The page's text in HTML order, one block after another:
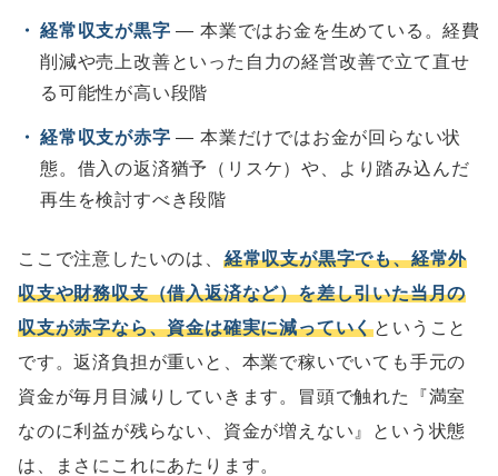
・ 経常収支が黒字 ― 本業ではお金を生めている。経費
削減や売上改善といった自力の経営改善で立て直せ
る可能性が高い段階
・ 経常収支が赤字 ― 本業だけではお金が回らない状
態。借入の返済猶予（リスケ）や、より踏み込んだ
再生を検討すべき段階
ここで注意したいのは、 経常収支が黒字でも、経常外
収支や財務収支（借入返済など）を差し引いた当月の
収支が赤字なら、資金は確実に減っていくということ
です。返済負担が重いと、本業で稼いでいても手元の
資金が毎月目減りしていきます。冒頭で触れた『満室
なのに利益が残らない、資金が増えない』という状態
は、まさにこれにあたります。